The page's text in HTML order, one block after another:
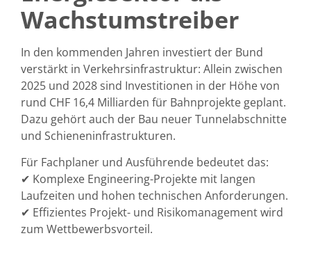
Wachstumstreiber
In den kommenden Jahren investiert der Bund
verstärkt in Verkehrsinfrastruktur: Allein zwischen
2025 und 2028 sind Investitionen in der Höhe von
rund CHF 16,4 Milliarden für Bahnprojekte geplant.
Dazu gehört auch der Bau neuer Tunnelabschnitte
und Schieneninfrastrukturen.
Für Fachplaner und Ausführende bedeutet das:
✔ Komplexe Engineering-Projekte mit langen
Laufzeiten und hohen technischen Anforderungen.
✔ Effizientes Projekt- und Risikomanagementwird
zum Wettbewerbsvorteil.